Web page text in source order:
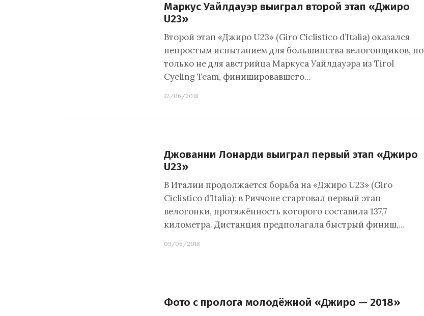
Маркус Уайлдауэр выиграл второй этап «Джиро
U23»
Второй этап «Джиро U23» (Giro Ciclistico d’Italia) оказался
непростым испытанием для большинства велогонщиков, но
только не для австрийца Маркуса Уайлдауэра из Tirol
Cycling Team, финишировавшего…
12/06/2018
Джованни Лонарди выиграл первый этап «Джиро
U23»
В Италии продолжается борьба на «Джиро U23» (Giro
Ciclistico d’Italia): в Риччоне стартовал первый этап
велогонки, протяжённость которого составила 137,7
километра. Дистанция предполагала быстрый финиш,…
09/06/2018
Фото с пролога молодёжной «Джиро — 2018»